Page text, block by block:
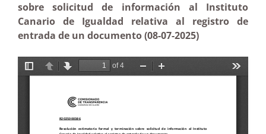
sobre solicitud de información al Instituto
Canario de Igualdad relativa al registro de
entrada de un documento (08-07-2025)